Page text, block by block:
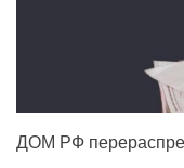
ДОМ РФ